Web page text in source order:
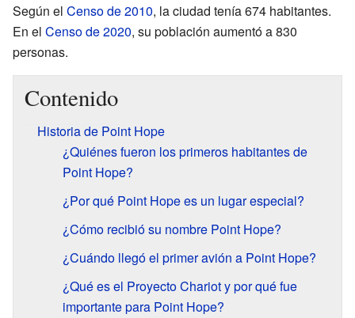
Según el Censo de 2010, la ciudad tenía 674 habitantes.
En el Censo de 2020, su población aumentó a 830
personas.
Contenido
Historia de Point Hope
¿Quiénes fueron los primeros habitantes de
Point Hope?
¿Por qué Point Hope es un lugar especial?
¿Cómo recibió su nombre Point Hope?
¿Cuándo llegó el primer avión a Point Hope?
¿Qué es el Proyecto Chariot y por qué fue
importante para Point Hope?